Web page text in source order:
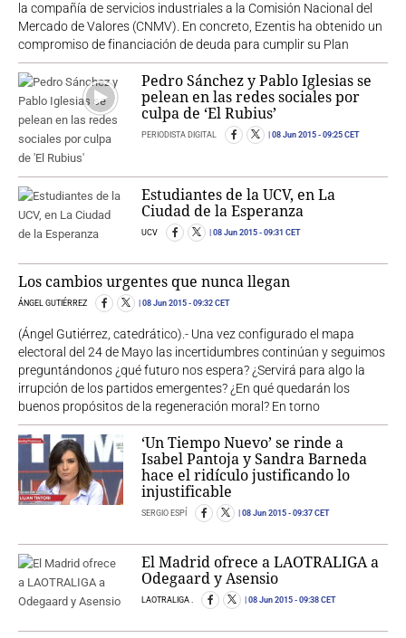
la compañía de servicios industriales a la Comisión Nacional del
Mercado de Valores (CNMV). En concreto, Ezentis ha obtenido un
compromiso de financiación de deuda para cumplir su Plan
Pedro Sánchez y Pablo Iglesias se
pelean en las redes sociales por
culpa de ‘El Rubius’
PERIODISTA DIGITAL 08 Jun 2015 - 09:25 CET
Estudiantes de la UCV, en La
Ciudad de la Esperanza
UCV 08 Jun 2015 - 09:31 CET
Los cambios urgentes que nunca llegan
ÁNGEL GUTIÉRREZ 08 Jun 2015 - 09:32 CET
(Ángel Gutiérrez, catedrático).- Una vez configurado el mapa
electoral del 24 de Mayo las incertidumbres continúan y seguimos
preguntándonos ¿qué futuro nos espera? ¿Servirá para algo la
irrupción de los partidos emergentes? ¿En qué quedarán los
buenos propósitos de la regeneración moral? En torno
‘Un Tiempo Nuevo’ se rinde a
Isabel Pantoja y Sandra Barneda
hace el ridículo justificando lo
injustificable
SERGIO ESPÍ 08 Jun 2015 - 09:37 CET
El Madrid ofrece a LAOTRALIGA a
Odegaard y Asensio
LAOTRALIGA . 08 Jun 2015 - 09:38 CET